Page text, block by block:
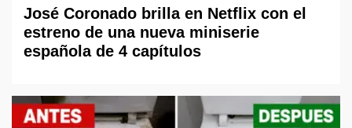
José Coronado brilla en Netflix con el
estreno de una nueva miniserie
española de 4 capítulos